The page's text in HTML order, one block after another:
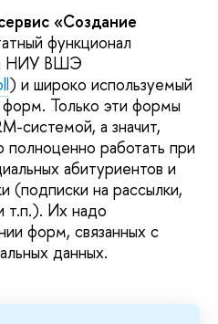
«Создание
функционал
НИУ ВШЭ
) и широко используемый
Только эти формы
системой, а значит,
работать при
абитуриентов и
(подписки на рассылки,
т.п.). Их надо
форм, связанных с
данных.